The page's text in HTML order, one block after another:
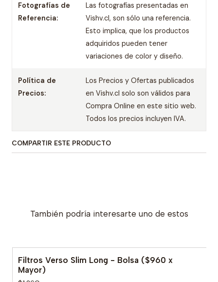
Fotografías de
Referencia:
Las fotografías presentadas en
Vishv.cl, son sólo una referencia.
Esto implica, que los productos
adquiridos pueden tener
variaciones de color y diseño.
Política de
Precios:
Los Precios y Ofertas publicados
en Vishv.cl solo son válidos para
Compra Online en este sitio web.
Todos los precios incluyen IVA.
COMPARTIR ESTE PRODUCTO
También podría interesarte uno de estos
Filtros Verso Slim Long - Bolsa ($960 x
Mayor)